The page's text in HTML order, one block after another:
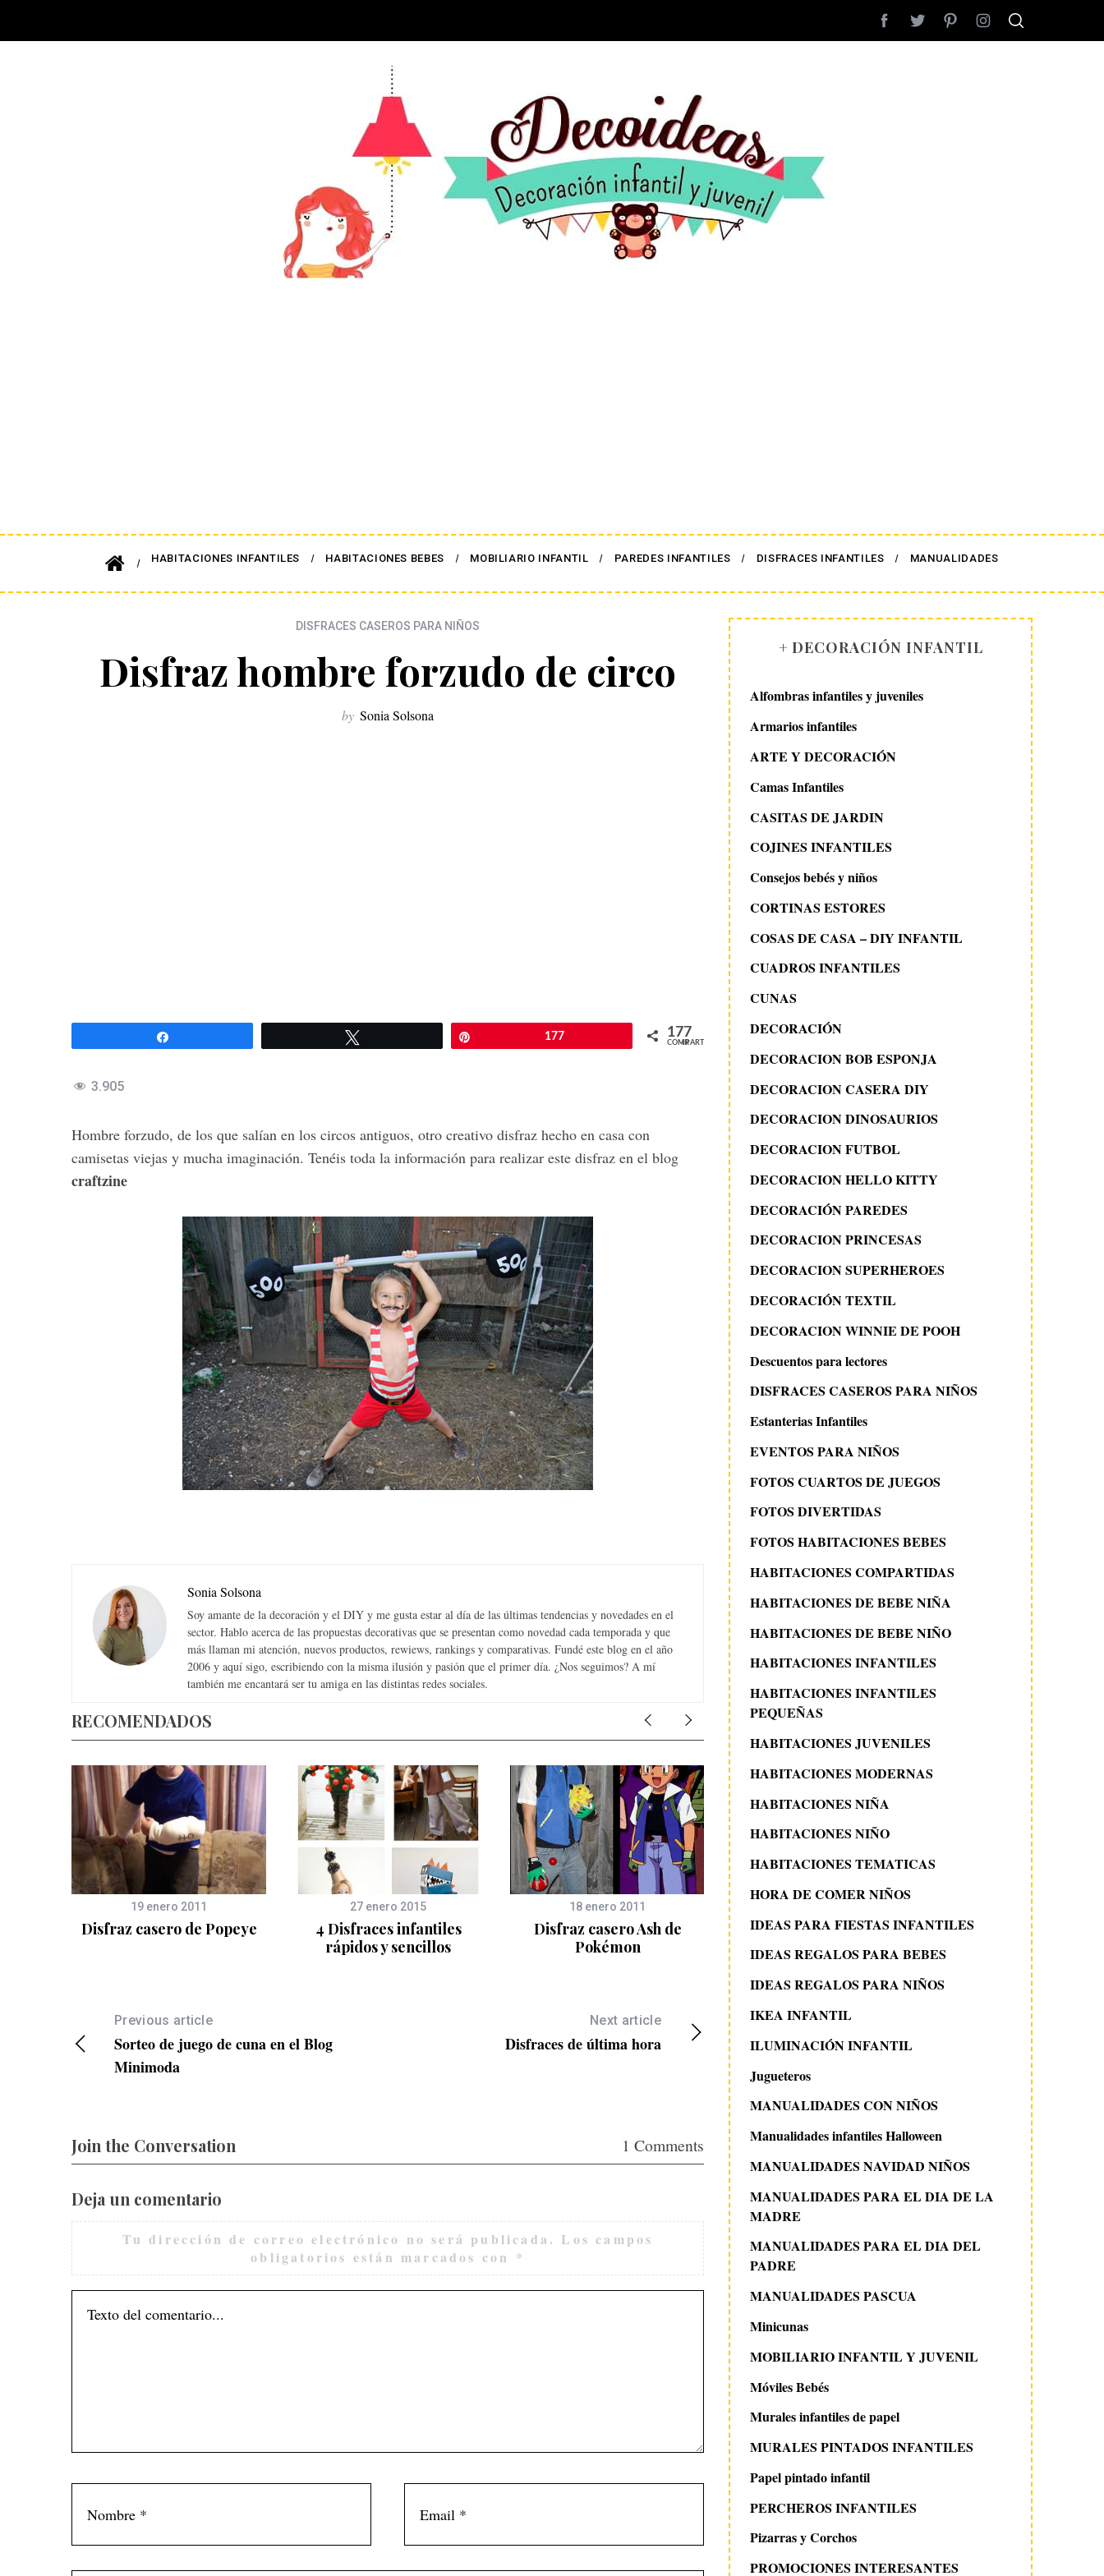
HABITACIONES INFANTILES HABITACIONES BEBES MOBILIARIO INFANTIL PAREDES INFANTILES DISFRACES INFANTILES MANUALIDADES
DISFRACES CASEROS PARA NIÑOS
Disfraz hombre forzudo de circo
by Sonia Solsona
177 177
COMPARTIR
3.905
Hombre forzudo, de los que salían en los circos antiguos, otro creativo disfraz hecho en casa con
camisetas viejas y mucha imaginación. Tenéis toda la información para realizar este disfraz en el blog
craftzine
Sonia Solsona
Soy amante de la decoración y el DIY y me gusta estar al día de las últimas tendencias y novedades en el
sector. Hablo acerca de las propuestas decorativas que se presentan como novedad cada temporada y que
más llaman mi atención, nuevos productos, rewiews, rankings y comparativas. Fundé este blog en el año
2006 y aquí sigo, escribiendo con la misma ilusión y pasión que el primer día. ¿Nos seguimos? A mí
también me encantará ser tu amiga en las distintas redes sociales.
RECOMENDADOS
19 enero 2011
Disfraz casero de Popeye
27 enero 2015
4 Disfraces infantiles
rápidos y sencillos
18 enero 2011
Disfraz casero Ash de
Pokémon
Cómo hacer un gorro de
araña
15 enero 2013
Máscara robot para
Previous article
Sorteo de juego de cuna en el Blog
Minimoda
Next article
Disfraces de última hora
Join the Conversation 1 Comments
Deja un comentario
Tu dirección de correo electrónico no será publicada. Los campos
obligatorios están marcados con *
+ DECORACIÓN INFANTIL
Alfombras infantiles y juveniles
Armarios infantiles
ARTE Y DECORACIÓN
Camas Infantiles
CASITAS DE JARDIN
COJINES INFANTILES
Consejos bebés y niños
CORTINAS ESTORES
COSAS DE CASA – DIY INFANTIL
CUADROS INFANTILES
CUNAS
DECORACIÓN
DECORACION BOB ESPONJA
DECORACION CASERA DIY
DECORACION DINOSAURIOS
DECORACION FUTBOL
DECORACION HELLO KITTY
DECORACIÓN PAREDES
DECORACION PRINCESAS
DECORACION SUPERHEROES
DECORACIÓN TEXTIL
DECORACION WINNIE DE POOH
Descuentos para lectores
DISFRACES CASEROS PARA NIÑOS
Estanterias Infantiles
EVENTOS PARA NIÑOS
FOTOS CUARTOS DE JUEGOS
FOTOS DIVERTIDAS
FOTOS HABITACIONES BEBES
HABITACIONES COMPARTIDAS
HABITACIONES DE BEBE NIÑA
HABITACIONES DE BEBE NIÑO
HABITACIONES INFANTILES
HABITACIONES INFANTILES
PEQUEÑAS
HABITACIONES JUVENILES
HABITACIONES MODERNAS
HABITACIONES NIÑA
HABITACIONES NIÑO
HABITACIONES TEMATICAS
HORA DE COMER NIÑOS
IDEAS PARA FIESTAS INFANTILES
IDEAS REGALOS PARA BEBES
IDEAS REGALOS PARA NIÑOS
IKEA INFANTIL
ILUMINACIÓN INFANTIL
Jugueteros
MANUALIDADES CON NIÑOS
Manualidades infantiles Halloween
MANUALIDADES NAVIDAD NIÑOS
MANUALIDADES PARA EL DIA DE LA
MADRE
MANUALIDADES PARA EL DIA DEL
PADRE
MANUALIDADES PASCUA
Minicunas
MOBILIARIO INFANTIL Y JUVENIL
Móviles Bebés
Murales infantiles de papel
MURALES PINTADOS INFANTILES
Papel pintado infantil
PERCHEROS INFANTILES
Pizarras y Corchos
PROMOCIONES INTERESANTES
: